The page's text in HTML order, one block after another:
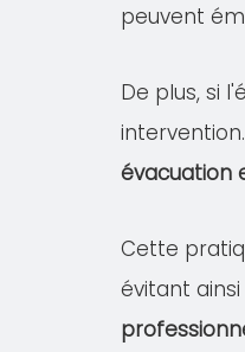
peuvent
De plus, si
évacuation
Cette
évitant